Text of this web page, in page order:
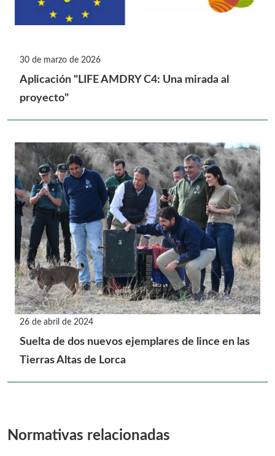
30 de marzo de 2026
Aplicación "LIFE AMDRY C4: Una mirada al
proyecto"
26 de abril de 2024
Suelta de dos nuevos ejemplares de lince en las
Tierras Altas de Lorca
Normativas relacionadas